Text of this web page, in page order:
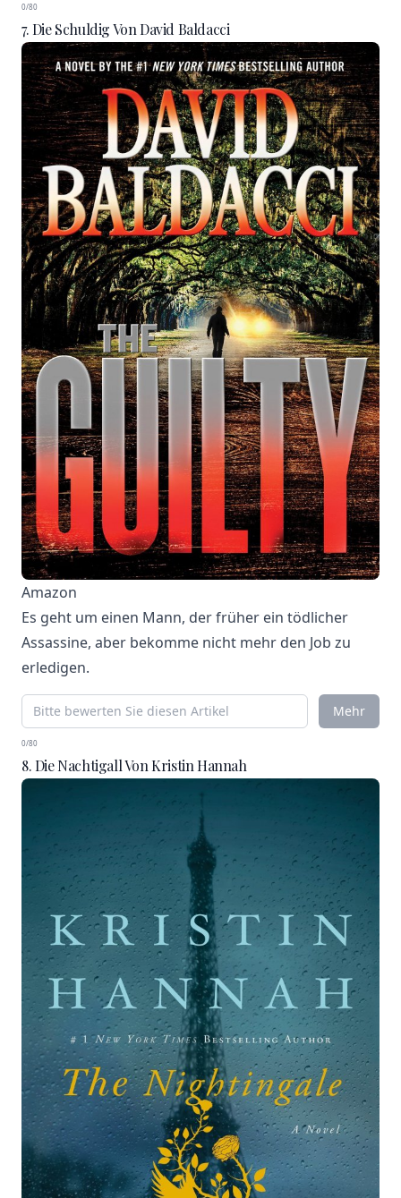
0/80
7. Die Schuldig Von David Baldacci
Amazon
Es geht um einen Mann, der früher ein tödlicher
Assassine, aber bekomme nicht mehr den Job zu
erledigen.
Mehr
0/80
8. Die Nachtigall Von Kristin Hannah